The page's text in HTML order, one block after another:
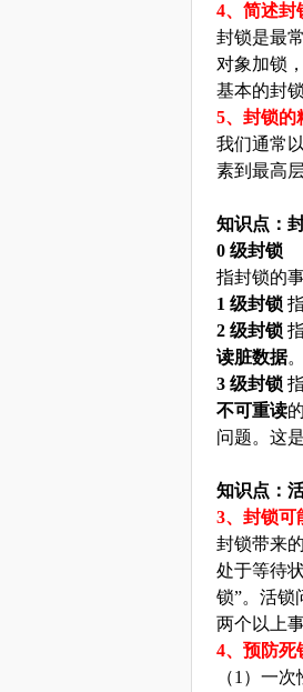
4、简述封
封锁是最
对象加锁
基本的封
5、封锁的
我们通常
素到最高
知识点：
0 级封锁
指封锁的
1 级封锁
2 级封锁
读脏数据。
3 级封锁
不可重读的
问题。这
知识点：
3、封锁可
封锁带来
处于等待
锁”。活锁
两个以上
4、预防死
（1）一次